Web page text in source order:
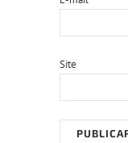
Site